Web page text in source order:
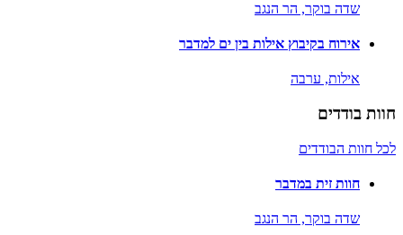
שדה בוקר, הר הנגב
אירוח בקיבוץ אילות בין ים למדבר
אילות, ערבה
חוות בודדים
לכל חוות הבודדים
חוות זית במדבר
שדה בוקר, הר הנגב